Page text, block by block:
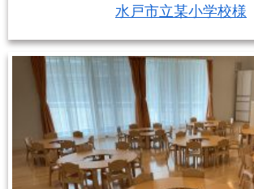
水戸市立某小学校様